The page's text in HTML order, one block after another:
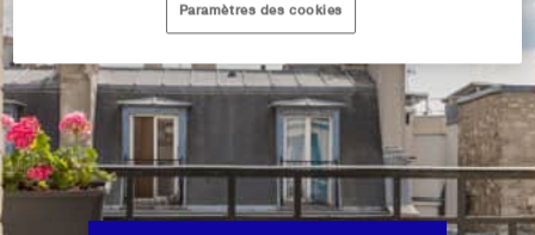
Paramètres des cookies